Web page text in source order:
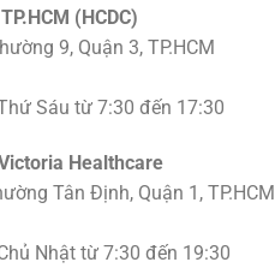
(HCDC)
9, Quận 3, TP.HCM
Sáu từ 7:30 đến 17:30
Healthcare
Tân Định, Quận 1, TP.HCM
Nhật từ 7:30 đến 19:30